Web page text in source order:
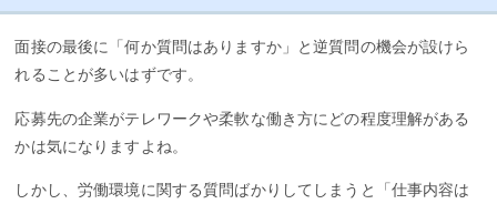
面接の最後に「何か質問はありますか」と逆質問の機会が設けら
れることが多いはずです。
応募先の企業がテレワークや柔軟な働き方にどの程度理解がある
かは気になりますよね。
しかし、労働環境に関する質問ばかりしてしまうと「仕事内容は